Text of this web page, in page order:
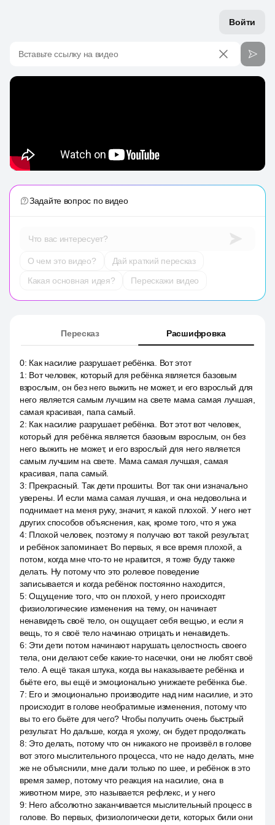
Войти
Вставьте ссылку на видео
Задайте вопрос по видео
Что вас интересует?
О чем это видео?
Дай краткий пересказ
Какая основная идея?
Перескажи видео
Пересказ Расшифровка
0: Как насилие разрушает ребёнка. Вот этот
1 : Вот человек, который для ребёнка является базовым
взрослым, он без него выжить не может, и его взрослый для
него является самым лучшим на свете мама самая лучшая,
самая красивая, папа самый.
2: Как насилие разрушает ребёнка. Вот этот вот человек,
который для ребёнка является базовым взрослым, он без
него выжить не может, и его взрослый для него является
самым лучшим на свете. Мама самая лучшая, самая
красивая, папа самый.
3: Прекрасный. Так дети прошиты. Вот так они изначально
уверены. И если мама самая лучшая, и она недовольна и
поднимает на меня руку, значит, я какой плохой. У него нет
других способов объяснения, как, кроме того, что я ужа
4: Плохой человек, поэтому я получаю вот такой результат,
и ребёнок запоминает. Во первых, я все время плохой, а
потом, когда мне что-то не нравится, я тоже буду также
делать. Ну потому что это ролевое поведение
записывается и когда ребёнок постоянно находится,
5:Ощущение того, что он плохой, у него происходят
физиологические изменения на тему, он начинает
ненавидеть своё тело, он ощущает себя вещью, и если я
вещь, то я своё тело начинаю отрицать и ненавидеть.
6: Эти дети потом начинают нарушать целостность своего
тела, они делают себе какие-то насечки, они не любят своё
тело. А ещё такая штука, когда вы наказываете ребёнка и
бьёте его, вы ещё и эмоционально унижаете ребёнка бье.
7: Его и эмоционально производите над ним насилие, и это
происходит в голове необратимые изменения, потому что
вы то его бьёте для чего? Чтобы получить очень быстрый
результат. Но дальше, когда я ухожу, он будет продолжать
8: Это делать, потому что он никакого не произвёл в голове
вот этого мыслительного процесса, что не надо делать, мне
же не объяснили, мне дали только по шее, и ребёнок в это
время замер, потому что реакция на насилие, она в
животном мире, это называется рефлекс, и у него
9: Него абсолютно заканчивается мыслительный процесс в
голове. Во первых, физиологически дети, которых били они